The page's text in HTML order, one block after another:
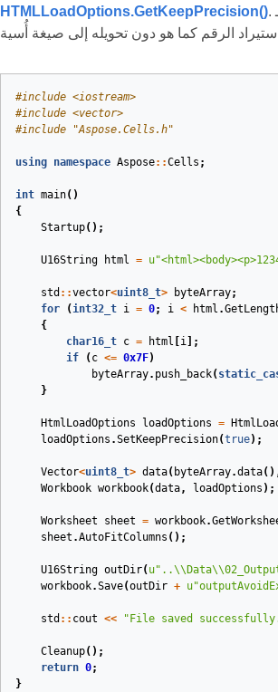
HTMLLoadOptions.GetKeepPrecision(). ستقوم الـ API
#include <iostream>
#include <vector>
#include "Aspose.Cells.h"
using namespace Aspose::Cells ;
int main()
{
Startup();
U16String html = u
std ::vector<uint8_t> byteArray;
for
(int32_t i = 0; i < html .
{
char16_t c = html i ];
if
( c <= 0x7F)
byteArray. push_back(
}
HtmlLoadOptions loadOptions =
loadOptions .SetKeepPrecision(true);
Vector<uint8_t> data( byteArray.data
Workbook workbook(data, loadOptions ) ;
Worksheet sheet = workbook.
sheet .AutoFitColumns ();
U16String outDir( u"..\\ Data\\
workbook.Save(outDir + u
std :: cout << "File saved
Cleanup();
return 0;
}